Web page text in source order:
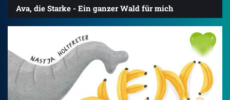
Ava, die Starke - Ein ganzer Wald für mich